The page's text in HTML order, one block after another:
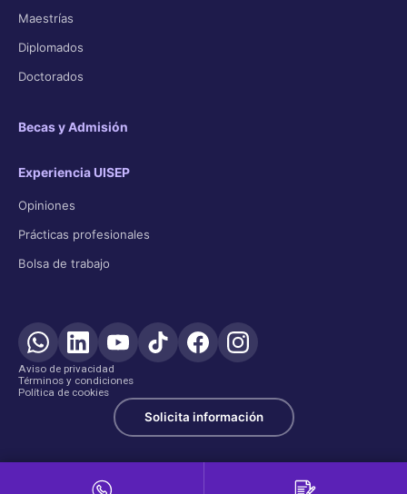
Maestrías
Diplomados
Doctorados
Becas y Admisión
Experiencia UISEP
Opiniones
Prácticas profesionales
Bolsa de trabajo
Aviso de privacidad
Términos y condiciones
Política de cookies
Solicita información